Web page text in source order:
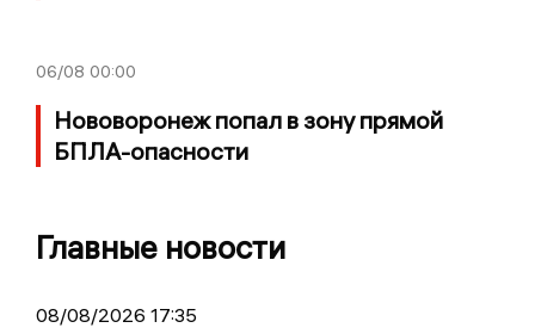
06/08 00:00
Нововоронеж попал в зону прямой
БПЛА-опасности
Главные новости
08/08/2026 17:35